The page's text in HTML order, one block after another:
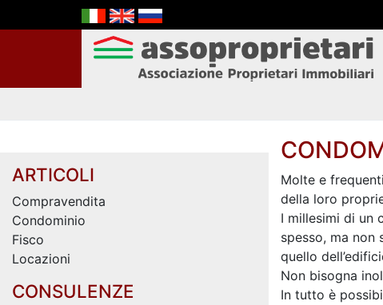
ARTICOLI
Compravendita
Condominio
Fisco
Locazioni
CONSULENZE
Molte e
della loro
I millesimi di un
spesso, ma
quello
Non bisogna
In tutto è